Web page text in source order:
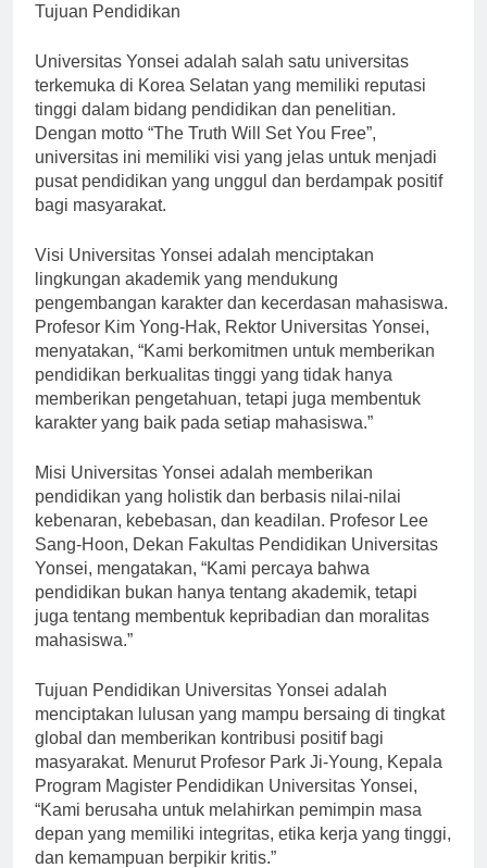
Tujuan Pendidikan
Universitas Yonsei adalah salah satu universitas
terkemuka di Korea Selatan yang memiliki reputasi
tinggi dalam bidang pendidikan dan penelitian.
Dengan motto “The Truth Will Set You Free”,
universitas ini memiliki visi yang jelas untuk menjadi
pusat pendidikan yang unggul dan berdampak positif
bagi masyarakat.
Visi Universitas Yonsei adalah menciptakan
lingkungan akademik yang mendukung
pengembangan karakter dan kecerdasan mahasiswa.
Profesor Kim Yong-Hak, Rektor Universitas Yonsei,
menyatakan, “Kami berkomitmen untuk memberikan
pendidikan berkualitas tinggi yang tidak hanya
memberikan pengetahuan, tetapi juga membentuk
karakter yang baik pada setiap mahasiswa.”
Misi Universitas Yonsei adalah memberikan
pendidikan yang holistik dan berbasis nilai-nilai
kebenaran, kebebasan, dan keadilan. Profesor Lee
Sang-Hoon, Dekan Fakultas Pendidikan Universitas
Yonsei, mengatakan, “Kami percaya bahwa
pendidikan bukan hanya tentang akademik, tetapi
juga tentang membentuk kepribadian dan moralitas
mahasiswa.”
Tujuan Pendidikan Universitas Yonsei adalah
menciptakan lulusan yang mampu bersaing di tingkat
global dan memberikan kontribusi positif bagi
masyarakat. Menurut Profesor Park Ji-Young, Kepala
Program Magister Pendidikan Universitas Yonsei,
“Kami berusaha untuk melahirkan pemimpin masa
depan yang memiliki integritas, etika kerja yang tinggi,
dan kemampuan berpikir kritis.”